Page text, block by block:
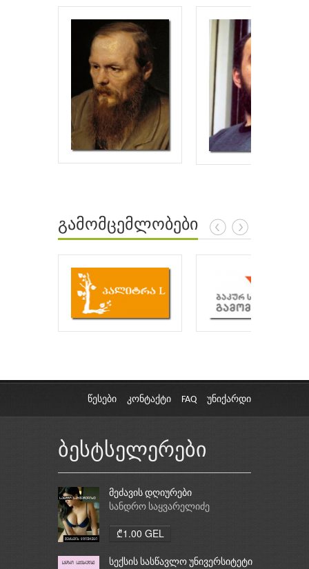
გამომცემლობები
წესები კონტაქტი FAQ უნიქარდი
ბესტსელერები
მეძავის დღიურები
სანდრო საყვარელიძე
₾1.00 GEL
სექსის სასწავლო უნივერსიტეტი